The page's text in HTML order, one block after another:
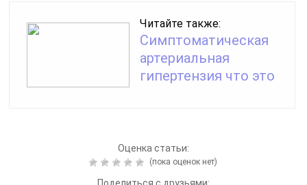
Читайте также:
Симптоматическая
артериальная
гипертензия что это
Оценка статьи:
(пока оценок нет)
Поделиться с друзьями: